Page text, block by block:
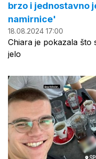
brzo i jednostavno
namirnice'
18.08.2024 17:00
Chiara je pokazala
jelo